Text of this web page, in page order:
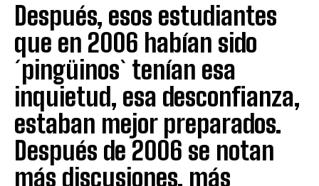
Después, esos estudiantes
que en 2006 habían sido
´pingüinos` tenían esa
inquietud, esa desconfianza,
estaban mejor preparados.
Después de 2006 se notan
más discusiones, más